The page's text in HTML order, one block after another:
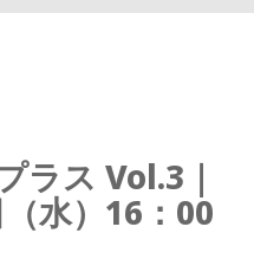
ラス Vol.3｜
水）16：00